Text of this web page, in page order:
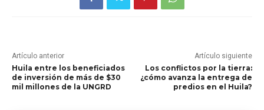
Artículo anterior
Huila entre los beneficiados
de inversión de más de $30
mil millones de la UNGRD
Artículo siguiente
Los conflictos por la tierra:
¿cómo avanza la entrega de
predios en el Huila?